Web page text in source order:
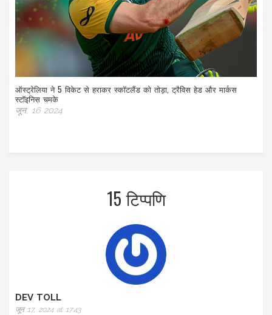
ऑस्ट्रेलिया ने 5 विकेट से हराकर स्कॉटलैंड को तोड़ा, ट्रैविस हेड और मार्कस
स्टॉइनिस चमके
जून, 16 2024
15 टिप्पणि
DEV TOLL
जून 17, 2024 at 17:43